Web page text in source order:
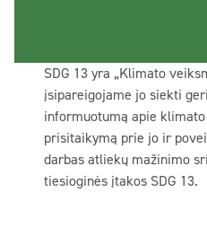
SDG 13 yra „Klimato
įsipareigojame jo siekti
informuotumą apie
prisitaikymą prie jo ir
darbas atliekų mažinimo
tiesioginės įtakos SDG 13.